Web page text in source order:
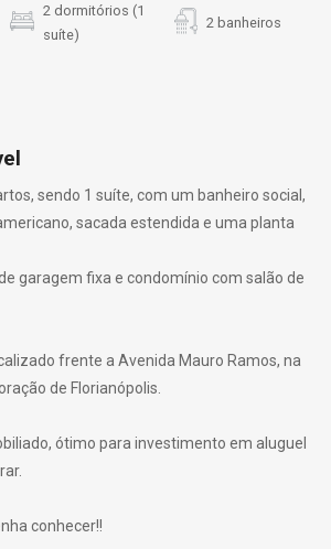
2 dormitórios (1
suíte)
2 banheiros
sendo 1 suíte, com um banheiro social,
sacada estendida e uma planta
garagem fixa e condomínio com salão de
frente a Avenida Mauro Ramos, na
de Florianópolis.
ótimo para investimento em aluguel
conhecer!!